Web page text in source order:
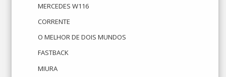
MERCEDES W116
CORRENTE
O MELHOR DE DOIS MUNDOS
FASTBACK
MIURA